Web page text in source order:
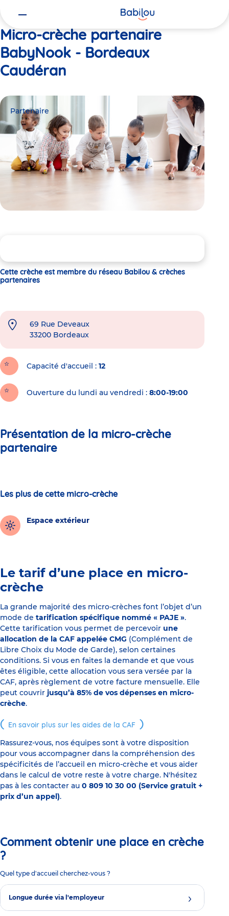
Micro-crèche partenaire
BabyNook - Bordeaux
Caudéran
Partenaire
Cette crèche est membre du réseau Babilou & crèches
partenaires
69 Rue Deveaux
33200 Bordeaux
Capacité d'accueil 12
Ouverture du lundi au vendredi : 8:00-19:00
Présentation de la micro-crèche
partenaire
Les plus de cette micro-crèche
Espace extérieur
Le tarif d’une place en micro-
crèche
La grande majorité des micro-crèches font l’objet d’un
mode de tarification spécifique nommé « PAJE ».
Cette tarification vous permet de percevoir une
allocation de la CAF appelée CMG (Complément de
Libre Choix du Mode de Garde), selon certaines
conditions. Si vous en faites la demande et que vous
êtes éligible, cette allocation vous sera versée par la
CAF, après règlement de votre facture mensuelle. Elle
peut couvrir jusqu’à 85% de vos dépenses en micro-
crèche.
En savoir plus sur les aides de la CAF
Rassurez-vous, nos équipes sont à votre disposition
pour vous accompagner dans la compréhension des
spécificités de l’accueil en micro-crèche et vous aider
dans le calcul de votre reste à votre charge. N'hésitez
pas à les contacter au 0 809 10 30 00 (Service gratuit +
prix d’un appel).
Comment obtenir une place en crèche
?
Quel type d'accueil cherchez-vous ?
Longue durée via l'employeur